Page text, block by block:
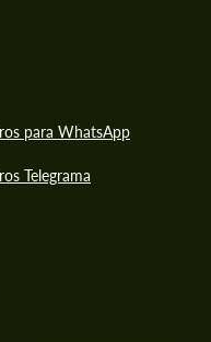
para WhatsApp
Telegrama